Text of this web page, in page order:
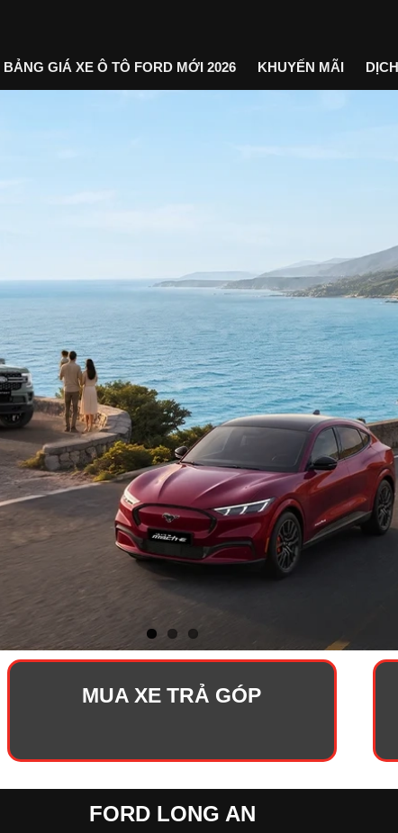
BẢNG GIÁ XE Ô TÔ FORD MỚI 2026 KHUYẾN MÃI
MUA XE TRẢ GÓP
FORD LONG AN